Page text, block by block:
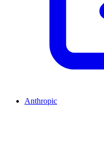
Anthropic